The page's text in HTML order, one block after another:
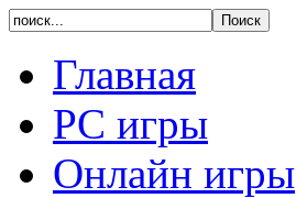
Главная
PC игры
Онлайн игры